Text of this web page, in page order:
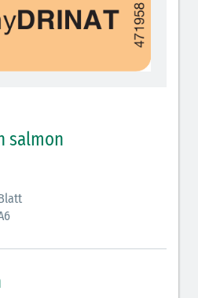
schraffiert)
salmon